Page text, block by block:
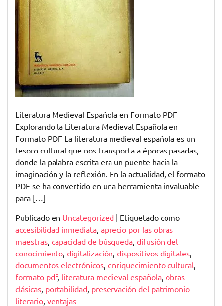
Literatura Medieval Española en Formato PDF
Explorando la Literatura Medieval Española en
Formato PDF La literatura medieval española es un
tesoro cultural que nos transporta a épocas pasadas,
donde la palabra escrita era un puente hacia la
imaginación y la reflexión. En la actualidad, el formato
PDF se ha convertido en una herramienta invaluable
para […]
Publicado en Uncategorized | Etiquetado como
accesibilidad inmediata, aprecio por las obras
maestras, capacidad de búsqueda, difusión del
conocimiento, digitalización, dispositivos digitales,
documentos electrónicos, enriquecimiento cultural,
formato pdf, literatura medieval española, obras
clásicas, portabilidad, preservación del patrimonio
literario, ventajas